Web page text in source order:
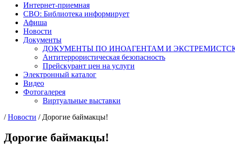
Интернет-приемная
СВО: Библиотека информирует
Афиша
Новости
Документы
ДОКУМЕНТЫ ПО ИНОАГЕНТАМ И
Антитеррористическая безопасность
Прейскурант цен на услуги
Электронный каталог
Видео
Фотогалерея
Виртуальные выставки
/Новости / Дорогие баймакцы!
Дорогие баймакцы!